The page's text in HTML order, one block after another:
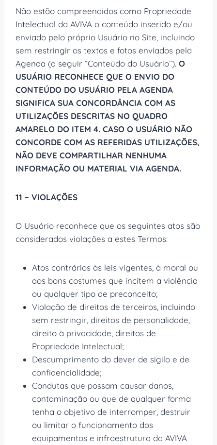
Não estão compreendidos como Propriedade
Intelectual da AVIVA o conteúdo inserido e/ou
enviado pelo próprio Usuário no Site, incluindo
sem restringir os textos e fotos enviados pela
Agenda (a seguir “Conteúdo do Usuário”). O
USUÁRIO RECONHECE QUE O ENVIO DO
CONTEÚDO DO USUÁRIO PELA AGENDA
SIGNIFICA SUA CONCORDÂNCIA COM AS
UTILIZAÇÕES DESCRITAS NO QUADRO
AMARELO DO ITEM 4. CASO O USUÁRIO NÃO
CONCORDE COM AS REFERIDAS UTILIZAÇÕES,
NÃO DEVE COMPARTILHAR NENHUMA
INFORMAÇÃO OU MATERIAL VIA AGENDA.
11 – VIOLAÇÕES
O Usuário reconhece que os seguintes atos são
considerados violações a estes Termos:
Atos contrários às leis vigentes, à moral ou
aos bons costumes que incitem a violência
ou qualquer tipo de preconceito;
Violação de direitos de terceiros, incluindo
sem restringir, direitos de personalidade,
direito à privacidade, direitos de
Propriedade Intelectual;
Descumprimento do dever de sigilo e de
confidencialidade;
Condutas que possam causar danos,
contaminação ou que de qualquer forma
tenha o objetivo de interromper, destruir
ou limitar o funcionamento dos
equipamentos e infraestrutura da AVIVA